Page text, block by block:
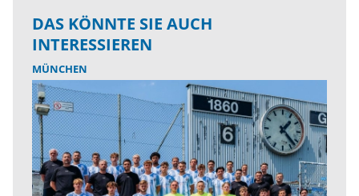
DAS KÖNNTE SIE AUCH
INTERESSIEREN
MÜNCHEN